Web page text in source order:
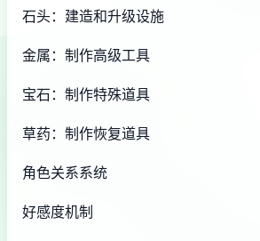
石头：建造和升级设施
金属：制作高级工具
宝石：制作特殊道具
草药：制作恢复道具
角色关系系统
好感度机制